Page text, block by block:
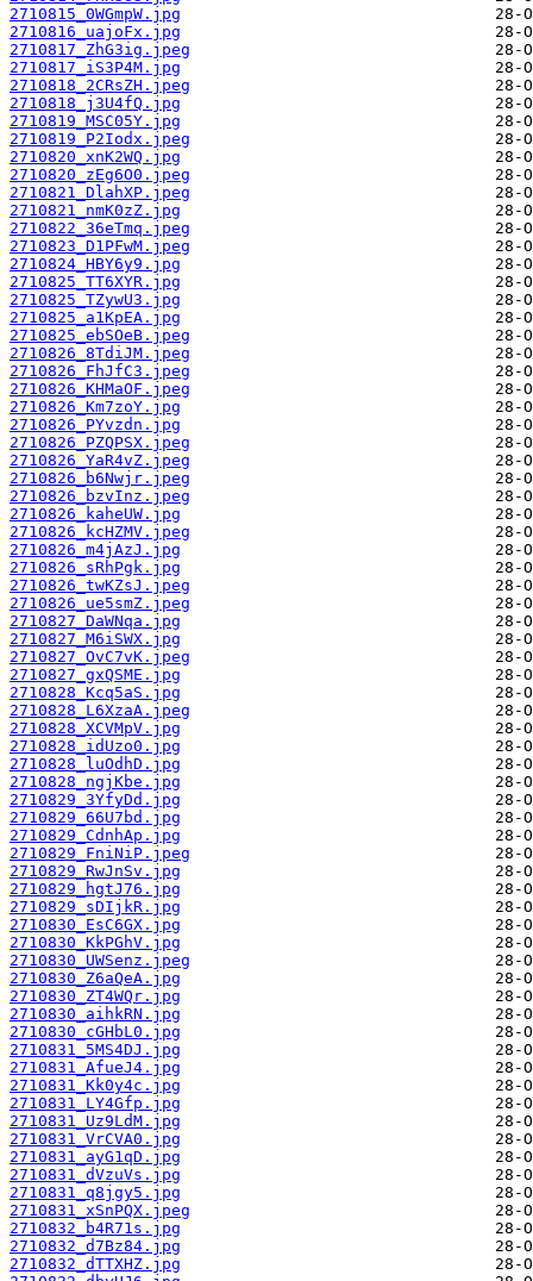
2710815_0WGmpW.jpg
2710816_uajoFx.jpg
2710817_ZhG3ig.jpeg
2710817_iS3P4M.jpg
2710818_2CRsZH.jpeg
2710818_j3U4fQ.jpg
2710819_MSC05Y.jpg
2710819_P2Iodx.jpeg
2710820_xnK2WQ.jpg
2710820_zEg6O0.jpeg
2710821_DlahXP.jpeg
2710821_nmK0zZ.jpg
2710822_36eTmq.jpeg
2710823_D1PFwM.jpeg
2710824_HBY6y9.jpg
2710825_TT6XYR.jpg
2710825_TZywU3.jpg
2710825_a1KpEA.jpg
2710825_ebSOeB.jpeg
2710826_8TdiJM.jpeg
2710826_FhJfC3.jpeg
2710826_KHMaOF.jpeg
2710826_Km7zoY.jpg
2710826_PYvzdn.jpg
2710826_PZQPSX.jpeg
2710826_YaR4vZ.jpeg
2710826_b6Nwjr.jpeg
2710826_bzvInz.jpeg
2710826_kaheUW.jpg
2710826_kcHZMV.jpeg
2710826_m4jAzJ.jpg
2710826_sRhPgk.jpg
2710826_twKZsJ.jpeg
2710826_ue5smZ.jpeg
2710827_DaWNqa.jpg
2710827_M6iSWX.jpg
2710827_OvC7vK.jpeg
2710827_gxQSME.jpg
2710828_Kcq5aS.jpg
2710828_L6XzaA.jpeg
2710828_XCVMpV.jpg
2710828_idUzo0.jpg
2710828_luOdhD.jpg
2710828_ngjKbe.jpg
2710829_3YfyDd.jpg
2710829_66U7bd.jpg
2710829_CdnhAp.jpg
2710829_FniNiP.jpeg
2710829_RwJnSv.jpg
2710829_hgtJ76.jpg
2710829_sDIjkR.jpg
2710830_EsC6GX.jpg
2710830_KkPGhV.jpg
2710830_UWSenz.jpeg
2710830_Z6aQeA.jpg
2710830_ZT4WQr.jpg
2710830_aihkRN.jpg
2710830_cGHbL0.jpg
2710831_5MS4DJ.jpg
2710831_AfueJ4.jpg
2710831_Kk0y4c.jpg
2710831_LY4Gfp.jpg
2710831_Uz9LdM.jpg
2710831_VrCVA0.jpg
2710831_ayG1qD.jpg
2710831_dVzuVs.jpg
2710831_q8jgy5.jpg
2710831_xSnPQX.jpeg
2710832_b4R71s.jpg
2710832_d7Bz84.jpg
2710832_dTTXHZ.jpg